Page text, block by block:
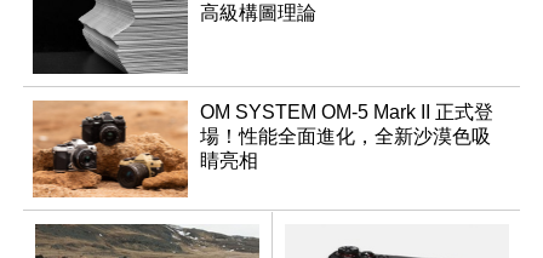
高級構圖理論
OM SYSTEM OM-5 Mark II 正式登
場！性能全面進化，全新沙漠色吸
睛亮相